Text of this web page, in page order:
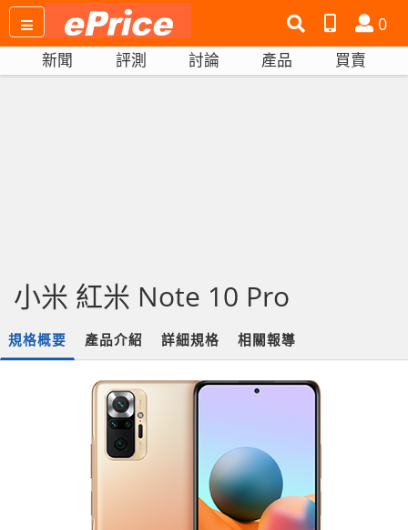
搜
尋
產
品
比
會
員
0
新聞 評測 討論 產品 買賣
小米 紅米 Note 10 Pro
規格概要 產品介紹 詳細規格 相關報導